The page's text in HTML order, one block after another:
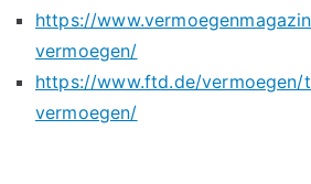
https://
vermoegen/
https://www.ftd.de/vermoegen/
vermoegen/